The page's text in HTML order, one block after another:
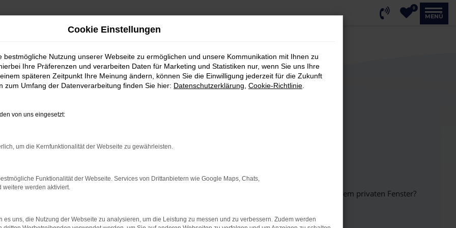
0
MENÜ
bestimmter Seiten verhindern. Funktioniert die Seite in einem anderen Browser oder in einem privaten Fenster?
beheben.
Cookie Einstellungen
bestmögliche Nutzung unserer Webseite zu ermöglichen und unsere Kommunikation mit Ihnen zu
Ihre Präferenzen und verarbeiten Daten für Marketing und Statistiken nur, wenn Sie uns Ihre
späteren Zeitpunkt Ihre Meinung ändern, können Sie die Einwilligung jederzeit für die Zukunft
zum Umfang der Datenverarbeitung finden Sie hier: Datenschutzerklärung Cookie-Richtlinie
von uns eingesetzt:
um die Kernfunktionalität der Webseite zu gewährleisten.
Funktionalität der Webseite. Services von Drittanbietern wie Google Maps, Chats,
weitere werden aktiviert.
es uns, die Nutzung der Webseite zu analysieren, um die Leistung zu messen und zu verbessern. Zudem werden